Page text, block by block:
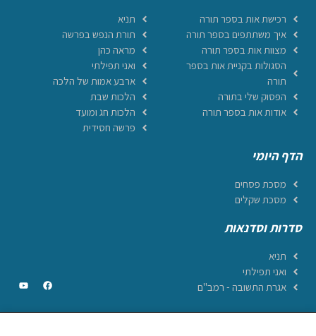
רכישת אות בספר תורה
איך משתתפים בספר תורה
מצוות אות בספר תורה
הסגולות בקניית אות בספר
תורה
הפסוק שלי בתורה
אודות אות בספר תורה
תניא
תורת הנפש בפרשה
מראה כהן
ואני תפילתי
ארבע אמות של הלכה
הלכות שבת
הלכות חג ומועד
פרשה חסידית
הדף היומי
מסכת פסחים
מסכת שקלים
סדרות וסדנאות
תניא
ואני תפילתי
אגרת התשובה - רמב"ם